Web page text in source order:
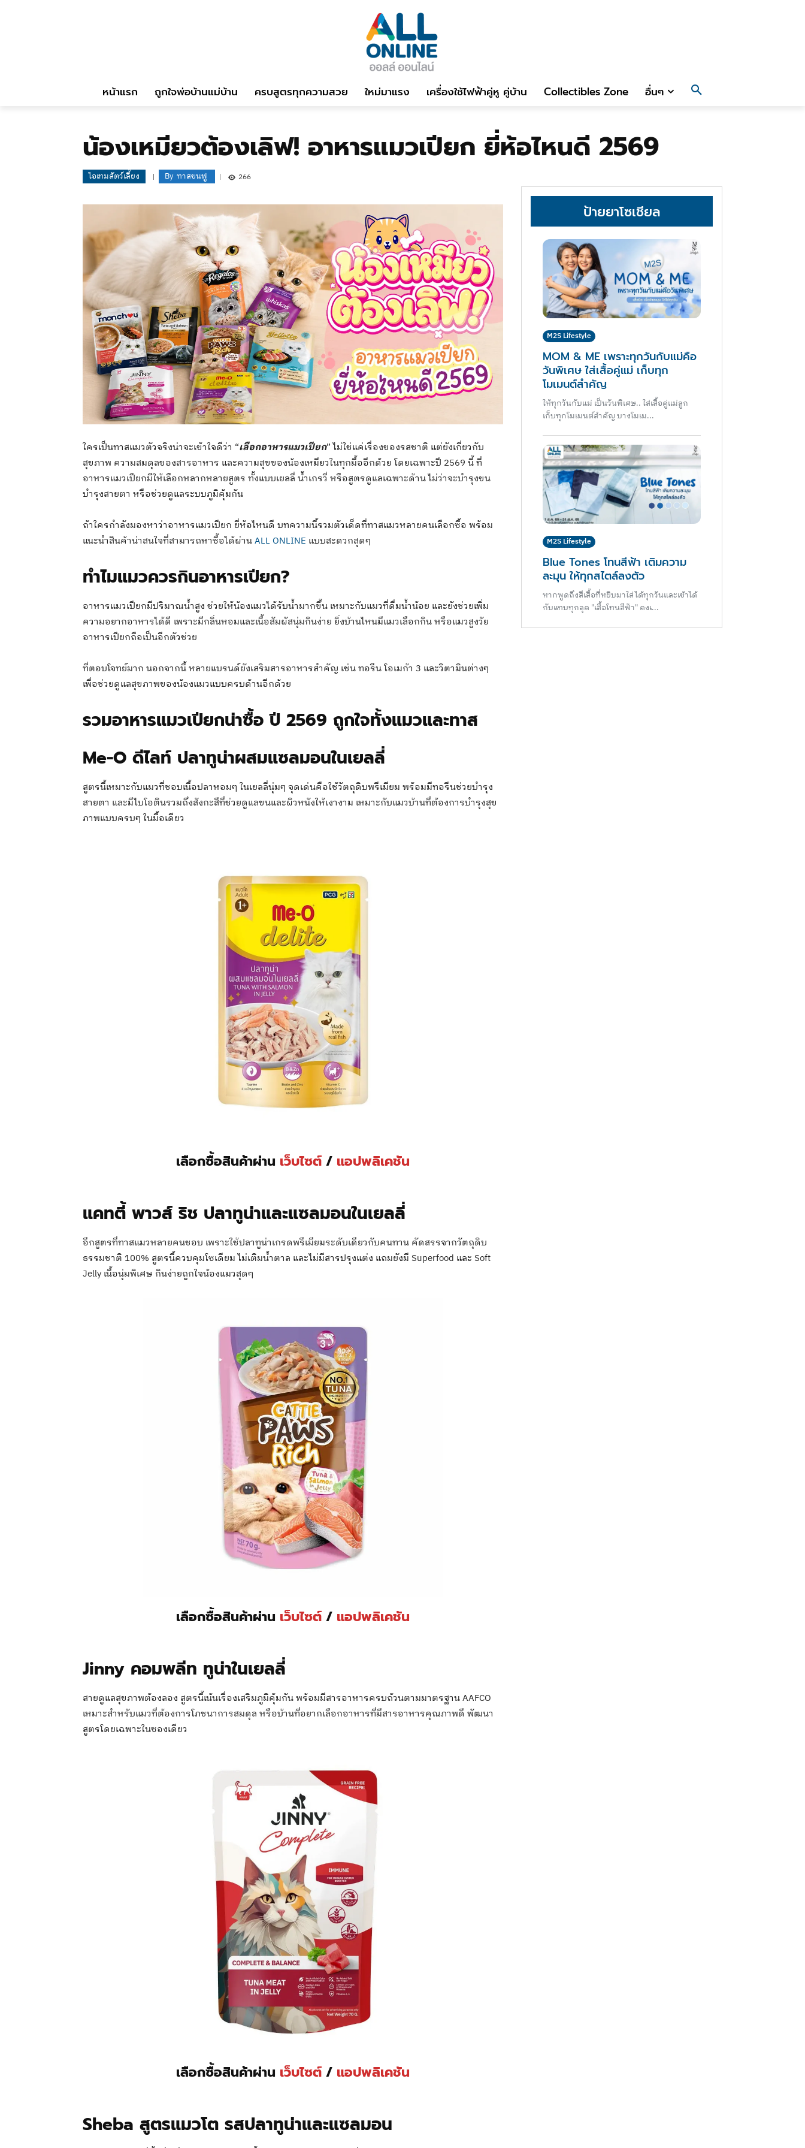
หน้าแรก ถูกใจพ่อบ้านแม่บ้าน ครบสูตรทุกความสวย ใหม่มาแรง เครื่องใช้ไฟฟ้าคู่หู คู่บ้าน Collectibles Zone อื่นๆ
น้องเหมียวต้องเลิฟ! อาหารแมวเปียก ยี่ห้อไหนดี 2569
ไอเทมสัตว์เลี้ยง By ทาสขนฟู 266
ใครเป็นทาสแมวตัวจริงน่าจะเข้าใจดีว่า “เลือกอาหารแมวเปียก” ไม่ใช่แค่เรื่องของรสชาติ แต่ยังเกี่ยวกับ
สุขภาพ ความสมดุลของสารอาหาร และความสุขของน้องเหมียวในทุกมื้ออีกด้วย โดยเฉพาะปี 2569 นี้ ที่
อาหารแมวเปียกมีให้เลือกหลากหลายสูตร ทั้งแบบเยลลี่ น้ำเกรวี่ หรือสูตรดูแลเฉพาะด้าน ไม่ว่าจะบำรุงขน
บำรุงสายตา หรือช่วยดูแลระบบภูมิคุ้มกัน
ถ้าใครกำลังมองหาว่าอาหารแมวเปียก ยี่ห้อไหนดี บทความนี้รวมตัวเด็ดที่ทาสแมวหลายคนเลือกซื้อ พร้อม
แนะนำสินค้าน่าสนใจที่สามารถหาซื้อได้ผ่านALL ONLINE แบบสะดวกสุดๆ
ทำไมแมวควรกินอาหารเปียก?
อาหารแมวเปียกมีปริมาณน้ำสูง ช่วยให้น้องแมวได้รับน้ำมากขึ้น เหมาะกับแมวที่ดื่มน้ำน้อย และยังช่วยเพิ่ม
ความอยากอาหารได้ดี เพราะมีกลิ่นหอมและเนื้อสัมผัสนุ่มกินง่าย ยิ่งบ้านไหนมีแมวเลือกกิน หรือแมวสูงวัย
อาหารเปียกถือเป็นอีกตัวช่วย
ที่ตอบโจทย์มาก นอกจากนี้ หลายแบรนด์ยังเสริมสารอาหารสำคัญ เช่น ทอรีน โอเมก้า 3 และวิตามินต่างๆ
เพื่อช่วยดูแลสุขภาพของน้องแมวแบบครบด้านอีกด้วย
รวมอาหารแมวเปียกน่าซื้อ ปี 2569 ถูกใจทั้งแมวและทาส
Me-O ดีไลท์ ปลาทูน่าผสมแซลมอนในเยลลี่
สูตรนี้เหมาะกับแมวที่ชอบเนื้อปลาหอมๆ ในเยลลี่นุ่มๆ จุดเด่นคือใช้วัตถุดิบพรีเมียม พร้อมมีทอรีนช่วยบำรุง
สายตา และมีไบโอตินรวมถึงสังกะสีที่ช่วยดูแลขนและผิวหนังให้เงางาม เหมาะกับแมวบ้านที่ต้องการบำรุงสุข
ภาพแบบครบๆ ในมื้อเดียว
เลือกซื้อสินค้าผ่าน เว็บไซต์ / แอปพลิเคชัน
แคทตี้ พาวส์ ริช ปลาทูน่าและแซลมอนในเยลลี่
อีกสูตรที่ทาสแมวหลายคนชอบ เพราะใช้ปลาทูน่าเกรดพรีเมียมระดับเดียวกับคนทาน คัดสรรจากวัตถุดิบ
ธรรมชาติ 100% สูตรนี้ควบคุมโซเดียม ไม่เติมน้ำตาล และไม่มีสารปรุงแต่ง แถมยังมี Superfood และ Soft
Jelly เนื้อนุ่มพิเศษ กินง่ายถูกใจน้องแมวสุดๆ
เลือกซื้อสินค้าผ่าน เว็บไซต์ / แอปพลิเคชัน
Jinny คอมพลีท ทูน่าในเยลลี่
สายดูแลสุขภาพต้องลอง สูตรนี้เน้นเรื่องเสริมภูมิคุ้มกัน พร้อมมีสารอาหารครบถ้วนตามมาตรฐาน AAFCO
เหมาะสำหรับแมวที่ต้องการโภชนาการสมดุล หรือบ้านที่อยากเลือกอาหารที่มีสารอาหารคุณภาพดี พัฒนา
สูตรโดยเฉพาะในซองเดียว
เลือกซื้อสินค้าผ่าน เว็บไซต์ / แอปพลิเคชัน
Sheba สูตรแมวโต รสปลาทูน่าและแซลมอน
ป้ายยาโซเชียล
M2S Lifestyle
MOM & ME เพราะทุกวันกับแม่คือ
วันพิเศษ ใส่เสื้อคู่แม่ เก็บทุก
โมเมนต์สำคัญ
ให้ทุกวันกับแม่ เป็นวันพิเศษ.. ใส่เสื้อคู่แม่ลูก
เก็บทุกโมเมนต์สำคัญ บางโมเม...
M2S Lifestyle
Blue Tones โทนสีฟ้า เติมความ
ละมุน ให้ทุกสไตล์ลงตัว
หากพูดถึงสีเสื้อที่หยิบมาใส่ได้ทุกวันและเข้าได้
กับแทบทุกลุค "เสื้อโทนสีฟ้า" คงเ...